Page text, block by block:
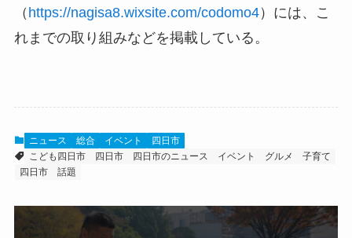
（ https://nagisa8.wixsite.com/codomo4）には、こ
れまでの取り組みなどを掲載している。
ニュース 総合 イベント
四日市
こども四日市
四日市 四日市のニュース イベント グルメ
子育て
四日市 話題